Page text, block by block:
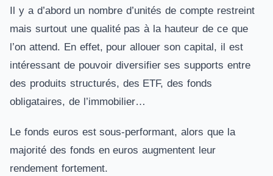
Il y a d’abord un nombre d’unités de compte restreint
mais surtout une qualité pas à la hauteur de ce que
l’on attend. En effet, pour allouer son capital, il est
intéressant de pouvoir diversifier ses supports entre
des produits structurés, des ETF, des fonds
obligataires, de l’immobilier…
Le fonds euros est sous-performant, alors que la
majorité des fonds en euros augmentent leur
rendement fortement.